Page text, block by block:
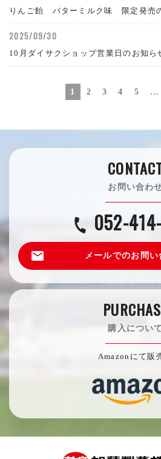
りんご飴 バターミルク味 限定発売
2025/09/30
10月ダイサクショップ営業日のお知ら
1 2 3 4 5 ...
お問い合わ
call 052-
email メールでのお問い
購入について
Amazonにて販